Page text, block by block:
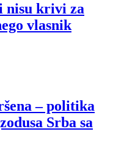
nisu krivi za
vlasnik
– politika
Srba sa